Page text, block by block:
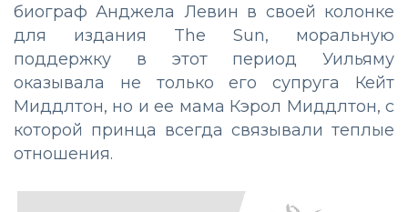
биограф Анджела Левин в своей колонке
для издания The Sun, моральную
поддержку в этот период Уильяму
оказывала не только его супруга Кейт
Миддлтон, но и ее мама Кэрол Миддлтон, с
которой принца всегда связывали теплые
отношения.